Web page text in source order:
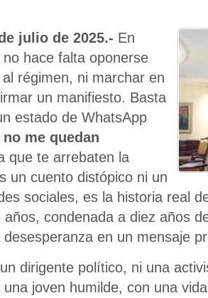
julio de 2025.- En
hace falta oponerse
régimen, ni marchar en
un manifiesto. Basta
estado de WhatsApp
no me quedan
que te arrebaten la
un cuento distópico ni un
sociales, es la historia real
años, condenada a diez años
en un mensaje
dirigente político, ni una
joven humilde, con una